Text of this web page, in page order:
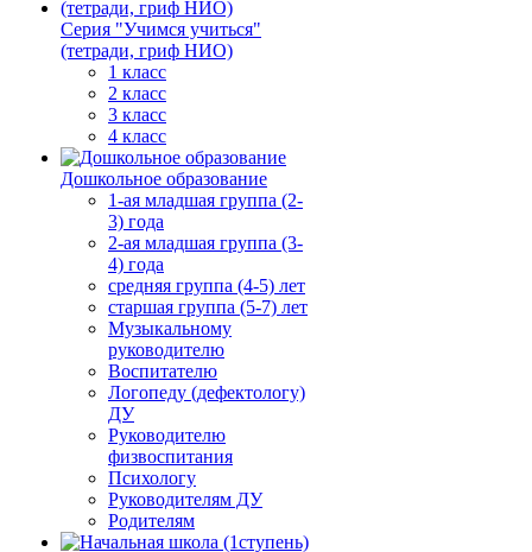
Серия "Учимся учиться"
(тетради, гриф НИО)
1 класс
2 класс
3 класс
4 класс
Дошкольное образование
1-ая младшая группа (2-
3) года
2-ая младшая группа (3-
4) года
средняя группа (4-5) лет
старшая группа (5-7) лет
Музыкальному
руководителю
Воспитателю
Логопеду (дефектологу)
ДУ
Руководителю
физвоспитания
Психологу
Руководителям ДУ
Родителям